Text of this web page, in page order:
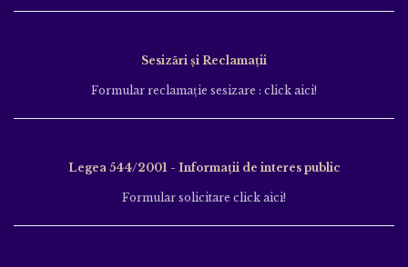
Sesizări și Reclamații
Formular reclamație sesizare : click aici!
Legea 544/2001 - Informații de interes public
Formular solicitare click aici!